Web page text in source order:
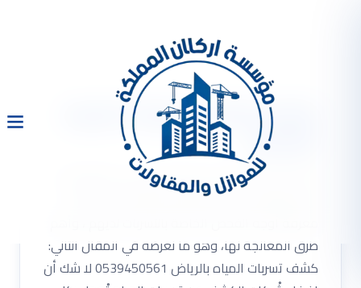
شركة كشف تسربات المياه
بالرياض
شركة كشف تسربات المياة بالرياض من الموضوعات
التي يهتم بالبحث عنها الكثير من الأفراد، من أجل
طرق المعالجة لها، وهو ما نعرضه في المقال التالي:
كشف تسربات المياه بالرياض 0539450561 لا شك أن